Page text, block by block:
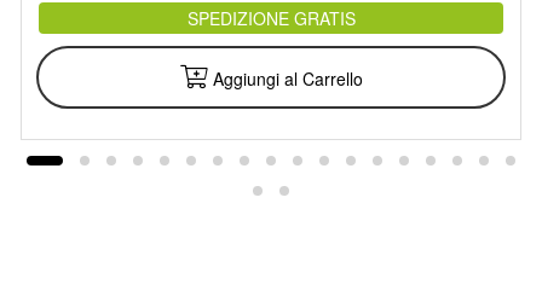
SPEDIZIONE GRATIS
Aggiungi al Carrello